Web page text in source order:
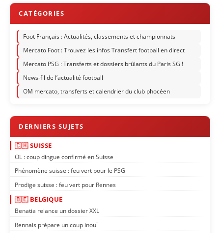
Foot Français : Actualités, classements et championnats
Mercato Foot : Trouvez les infos Transfert football en direct
Mercato PSG : Transferts et dossiers brûlants du Paris SG !
News-fil de l’actualité football
OM mercato, transferts et calendrier du club phocéen
🇨🇭 SUISSE
OL : coup dingue confirmé en Suisse
Phénomène suisse : feu vert pour le PSG
Prodige suisse : feu vert pour Rennes
🇧🇪 BELGIQUE
Benatia relance un dossier XXL
Rennais prépare un coup inouï